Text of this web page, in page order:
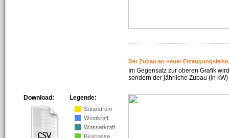
Der Zubau an neuer
Im Gegensatz zur oberen Grafik
sondern der jährliche Zubau (in
Legende:
Download: